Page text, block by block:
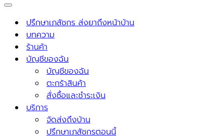
Navigation
Menu ปรึกษาเภสัชกร ส่งยาถึงหน้าบ้าน
บทความ
ร้านค้า
บัญชีของฉัน
บัญชีของฉัน
ตะกร้าสินค้า
สั่งซื้อและชำระเงิน
บริการ
จัดส่งถึงบ้าน
ปรึกษาเภสัชกรตอนนี้